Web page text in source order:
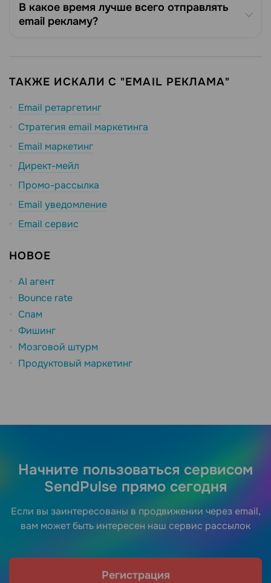
В какое время лучше всего отправлять
email рекламу?
ТАКЖЕ ИСКАЛИ С "EMAIL РЕКЛАМА"
Email ретаргетинг
Стратегия email маркетинга
Email маркетинг
Директ-мейл
Промо-рассылка
Email уведомление
Email сервис
НОВОЕ
AI агент
Bounce rate
Спам
Фишинг
Мозговой штурм
Продуктовый маркетинг
Начните пользоваться сервисом
SendPulse прямо сегодня
Если вы заинтересованы в продвижении через email,
вам может быть интересен наш сервис рассылок
Регистрация